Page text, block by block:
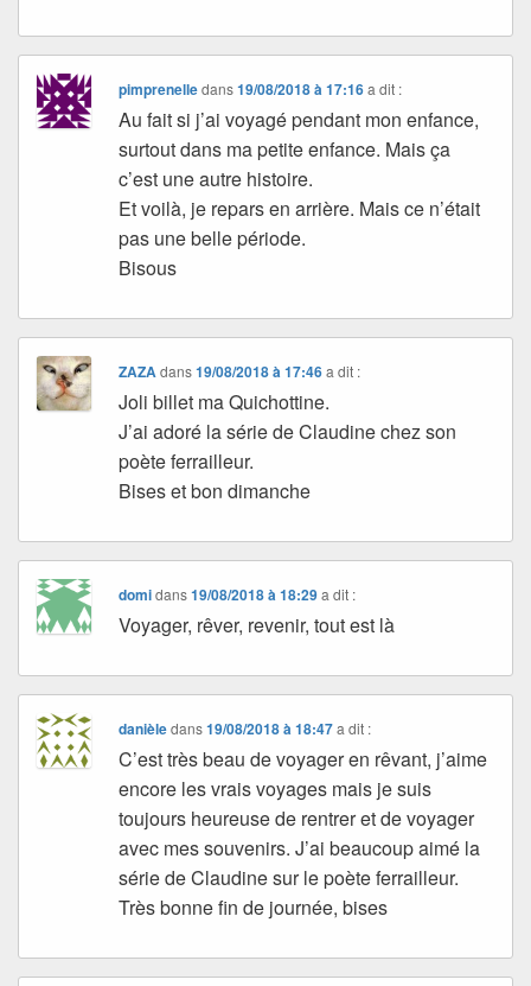
pimprenelledans19/08/2018 à 17:16 a dit :
Au fait si j’ai voyagé pendant mon enfance,
surtout dans ma petite enfance. Mais ça
c’est une autre histoire.
Et voilà, je repars en arrière. Mais ce n’était
pas une belle période.
Bisous
ZAZAdans19/08/2018 à 17:46 a dit :
Joli billet ma Quichottine.
J’ai adoré la série de Claudine chez son
poète ferrailleur.
Bises et bon dimanche
domidans19/08/2018 à 18:29 a dit :
Voyager, rêver, revenir, tout est là
danièledans19/08/2018 à 18:47 a dit :
C’est très beau de voyager en rêvant, j’aime
encore les vrais voyages mais je suis
toujours heureuse de rentrer et de voyager
avec mes souvenirs. J’ai beaucoup aimé la
série de Claudine sur le poète ferrailleur.
Très bonne fin de journée, bises